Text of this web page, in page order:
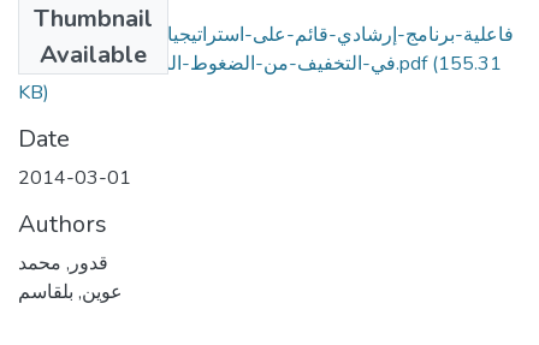
Thumbnail
Available
فاعلية-برنامج-إرشادي-قائم-على-استراتيجيات-حل-المشكلات-
في-التخفيف-من-الضغوط-النفسية-لدى-التلاميذ.pdf(155.31
KB)
Date
2014-03-01
Authors
قدور, محمد
عوين, بلقاسم